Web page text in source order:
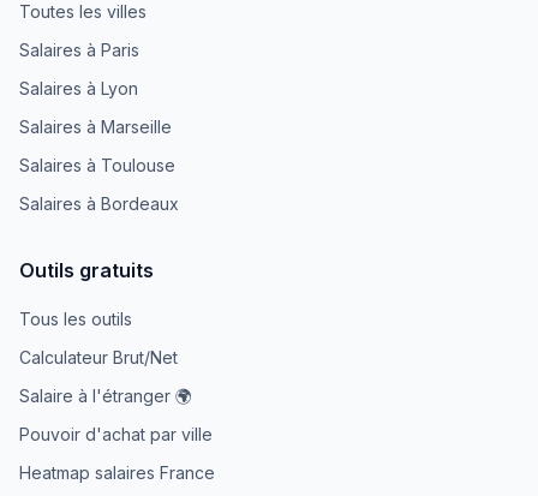
Toutes les villes
Salaires à Paris
Salaires à Lyon
Salaires à Marseille
Salaires à Toulouse
Salaires à Bordeaux
Outils gratuits
Tous les outils
Calculateur Brut/Net
Salaire à l'étranger 🌍
Pouvoir d'achat par ville
Heatmap salaires France